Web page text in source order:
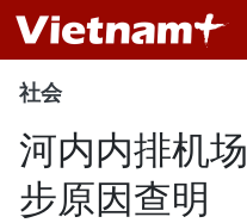
社会
河内内排机
步原因查明